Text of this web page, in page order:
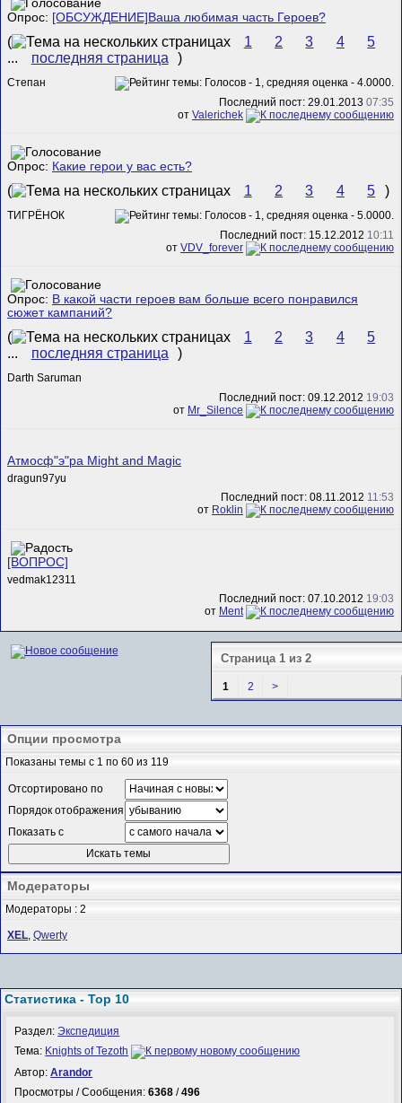
Опрос: [ОБСУЖДЕНИЕ]Ваша любимая часть Героев?
( 1 2 3 4
5
...
последняя страница )
Степан
Последний пост: 29.01.2013 07:35
от Valerichek
Опрос: Какие герои у вас есть?
( 1 2 3 4 5 )
ТИГРЁНОК
Последний пост: 15.12.2012 10:11
от VDV_forever
Опрос: В какой части героев вам больше всего понравился
сюжет кампаний?
( 1 2 3 4
5
...
последняя страница )
Darth Saruman
Последний пост: 09.12.2012 19:03
от Mr_Silence
Атмосф"э"ра Might and Magic
dragun97yu
Последний пост: 08.11.2012 11:53
от Roklin
[ВОПРОС]
vedmak12311
Последний пост: 07.10.2012 19:03
от Ment
Страница 1 из 2
1 2 >
Опции просмотра
Показаны темы с 1 по 60 из 119
Отсортировано по
Порядок отображения
Показать с
Модераторы
Модераторы : 2
XEL, Qwerty
Статистика - Top 10
Раздел:Экспедиция
Тема: Knights of Tezoth
Автор:Arandor
Просмотры / Сообщения:6368 /496